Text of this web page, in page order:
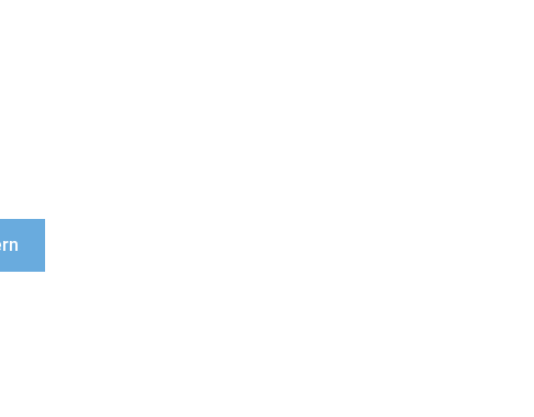
2022. In „Kommunikation von
– Strukturen – Ziele – Management“ präsentiert
Analyse der Aufsichtsratskommunikation
erscheint heute als Verbandsausgabe des